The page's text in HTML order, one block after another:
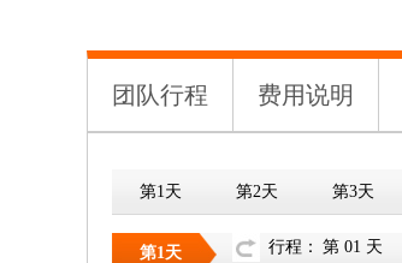
团队行程 费用说明
第1天 第2天 第3天
第1天 行程： 第 01 天